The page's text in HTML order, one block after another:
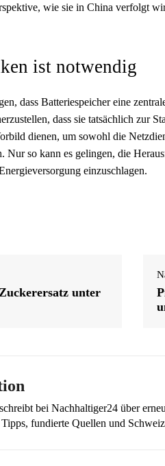
wie sie in China verfolgt
ist notwendig
dass Batteriespeicher eine
dass sie tatsächlich zur
dienen, um sowohl die
Nur so kann es gelingen, die
einzuschlagen.
unter
bei Nachhaltiger24 über
fundierte Quellen und